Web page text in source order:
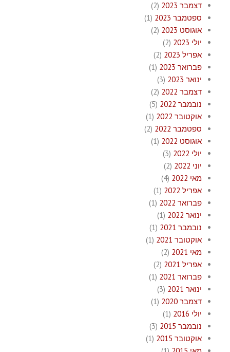
דצמבר 2023
(2)
ספטמבר 2023
(1)
אוגוסט 2023
(2)
יולי 2023
(2)
אפריל 2023
(2)
פברואר 2023
(1)
ינואר 2023
(3)
דצמבר 2022
(2)
נובמבר 2022
(5)
אוקטובר 2022
(1)
ספטמבר 2022
(2)
אוגוסט 2022
(1)
יולי 2022
(3)
יוני 2022
(2)
מאי 2022
(4)
אפריל 2022
(1)
פברואר 2022
(1)
ינואר 2022
(1)
נובמבר 2021
(1)
אוקטובר 2021
(1)
מאי 2021
(2)
אפריל 2021
(2)
פברואר 2021
(1)
ינואר 2021
(3)
דצמבר 2020
(1)
יולי 2016
(1)
נובמבר 2015
(3)
אוקטובר 2015
(1)